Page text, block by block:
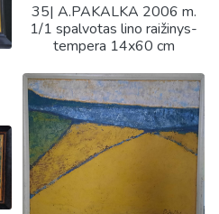
35| A.PAKALKA 2006 m.
1/1 spalvotas lino raižinys-
tempera 14x60 cm